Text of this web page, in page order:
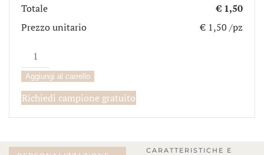
Totale
€ 1,50
Prezzo unitario
€ 1,50 /pz
Stile
quantità
Aggiungi al carrello
Richiedi campione gratuito
CARATTERISTICHE E